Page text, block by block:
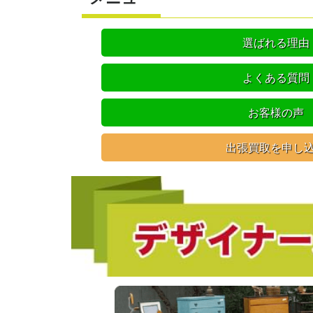
選ばれる理由
よくある質問
お客様の声
出張買取を申し